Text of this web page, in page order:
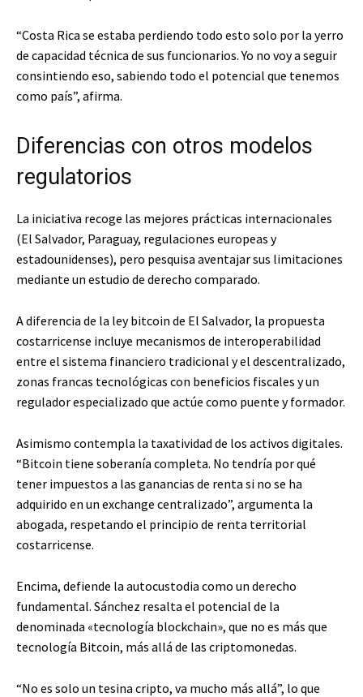
“Costa Rica se estaba perdiendo todo esto solo por la yerro
de capacidad técnica de sus funcionarios. Yo no voy a seguir
consintiendo eso, sabiendo todo el potencial que tenemos
como país”, afirma.
Diferencias con otros modelos
regulatorios
La iniciativa recoge las mejores prácticas internacionales
(El Salvador, Paraguay, regulaciones europeas y
estadounidenses), pero pesquisa aventajar sus limitaciones
mediante un estudio de derecho comparado.
A diferencia de la ley bitcoin de El Salvador, la propuesta
costarricense incluye mecanismos de interoperabilidad
entre el sistema financiero tradicional y el descentralizado,
zonas francas tecnológicas con beneficios fiscales y un
regulador especializado que actúe como puente y formador.
Asimismo contempla la taxatividad de los activos digitales.
“Bitcoin tiene soberanía completa. No tendría por qué
tener impuestos a las ganancias de renta si no se ha
adquirido en un exchange centralizado”, argumenta la
abogada, respetando el principio de renta territorial
costarricense.
Encima, defiende la autocustodia como un derecho
fundamental. Sánchez resalta el potencial de la
denominada «tecnología blockchain», que no es más que
tecnología Bitcoin, más allá de las criptomonedas.
“No es solo un tesina cripto, va mucho más allá”, lo que